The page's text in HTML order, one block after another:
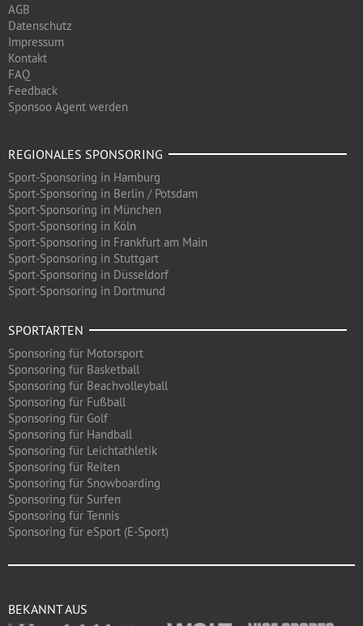
AGB
Datenschutz
Impressum
Kontakt
FAQ
Feedback
Sponsoo Agent werden
REGIONALES SPONSORING
Sport-Sponsoring in Hamburg
Sport-Sponsoring in Berlin / Potsdam
Sport-Sponsoring in München
Sport-Sponsoring in Köln
Sport-Sponsoring in Frankfurt am Main
Sport-Sponsoring in Stuttgart
Sport-Sponsoring in Düsseldorf
Sport-Sponsoring in Dortmund
SPORTARTEN
Sponsoring für Motorsport
Sponsoring für Basketball
Sponsoring für Beachvolleyball
Sponsoring für Fußball
Sponsoring für Golf
Sponsoring für Handball
Sponsoring für Leichtathletik
Sponsoring für Reiten
Sponsoring für Snowboarding
Sponsoring für Surfen
Sponsoring für Tennis
Sponsoring für eSport (E-Sport)
BEKANNT AUS